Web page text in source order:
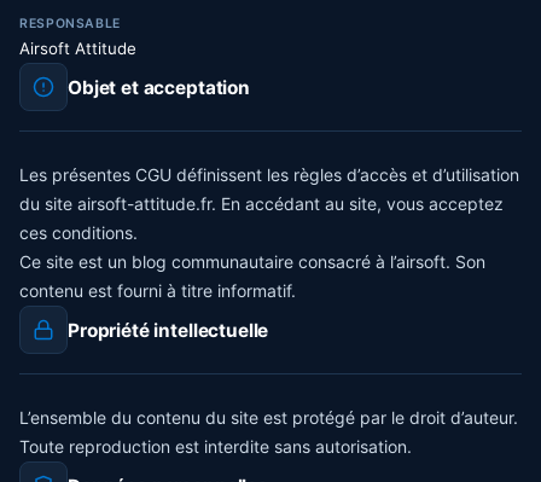
RESPONSABLE
Airsoft Attitude
Objet et acceptation
Les présentes CGU définissent les règles d’accès et d’utilisation
du site airsoft-attitude.fr. En accédant au site, vous acceptez
ces conditions.
Ce site est un blog communautaire consacré à l’airsoft. Son
contenu est fourni à titre informatif.
Propriété intellectuelle
L’ensemble du contenu du site est protégé par le droit d’auteur.
Toute reproduction est interdite sans autorisation.